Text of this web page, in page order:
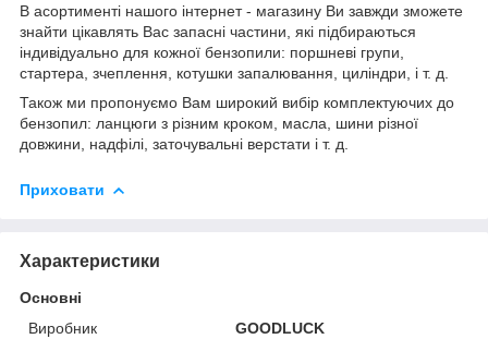
В асортименті нашого інтернет - магазину Ви завжди зможете
знайти цікавлять Вас запасні частини, які підбираються
індивідуально для кожної бензопили: поршневі групи,
стартера, зчеплення, котушки запалювання, циліндри, і т. д.
Також ми пропонуємо Вам широкий вибір комплектуючих до
бензопил: ланцюги з різним кроком, масла, шини різної
довжини, надфілі, заточувальні верстати і т. д.
Приховати
Характеристики
Основні
Виробник
GOODLUCK